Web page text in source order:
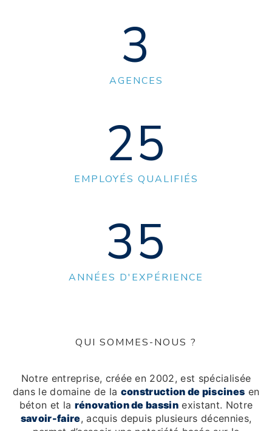
3
AGENCES
25
EMPLOYÉS QUALIFIÉS
35
ANNÉES D'EXPÉRIENCE
QUI SOMMES-NOUS ?
Notre entreprise, créée en 2002, est spécialisée
dans le domaine de la construction de piscines en
béton et la rénovation de bassin existant. Notre
savoir-faire, acquis depuis plusieurs décennies,